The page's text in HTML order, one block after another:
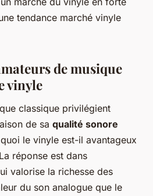
tendance marché vinyle
de musique
vinyle
classique privilégient
de sa qualité sonore
le vinyle est-il avantageux
réponse est dans
valorise la richesse des
du son analogue que le